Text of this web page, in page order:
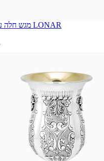
מגש חלה עץ וכסף אובלי LONAR